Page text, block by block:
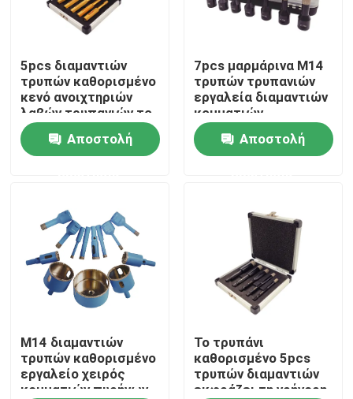
Περίπου εμείς
Γύρος εργοστασίων
Μας ελάτε σε επαφή με
Ζητήστε ένα απόσπασμα
Λεπίδα πριονιών κοπής διαμαντιών
Ηλεκτρολυτική λεπίδα πριονιών διαμαντιών
5pcs διαμαντιών
τρυπών καθορισμένο
κενό ανοιχτηριών
λαβών τρυπανιών το
εξαγωνικό
συγκόλλησε τη
μαρμάρινη λείανση
Αποστολή
7pcs μαρμάρινα M14
τρυπών τρυπανιών
εργαλεία διαμαντιών
κομματιών
καθορισμένα κενά
συγκολλώντας για το
γρανίτη πετρών
Αποστολή
M14 διαμαντιών
τρυπών καθορισμένο
εργαλείο χειρός
κομματιών πυρήνων
Το τρυπάνι
καθορισμένο 5pcs
τρυπών διαμαντιών
εκφράζει τη γρήγορη